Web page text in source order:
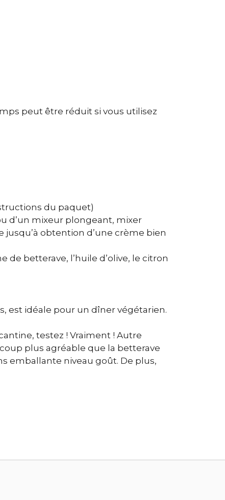
peut être réduit si vous utilisez
du paquet)
d’un mixeur plongeant, mixer
obtention d’une crème bien
de betterave, l’huile d’olive, le citron
est idéale pour un dîner végétarien.
testez ! Vraiment ! Autre
plus agréable que la betterave
emballante niveau goût. De plus,